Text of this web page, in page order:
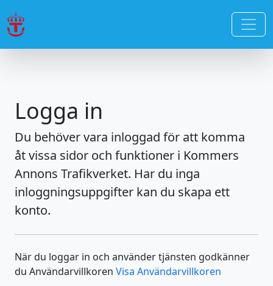
Logga in
Du behöver vara inloggad för att komma
åt vissa sidor och funktioner i Kommers
Annons Trafikverket. Har du inga
inloggningsuppgifter kan du skapa ett
konto.
När du loggar in och använder tjänsten godkänner
du Användarvillkoren Visa Användarvillkoren